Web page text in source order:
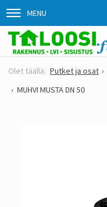
MENU
Putket ja osat
MUHVI MUSTA DN 50